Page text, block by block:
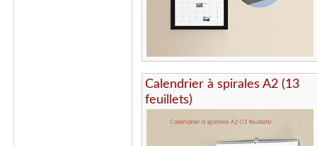
Calendrier à spirales A2 (13
feuillets)